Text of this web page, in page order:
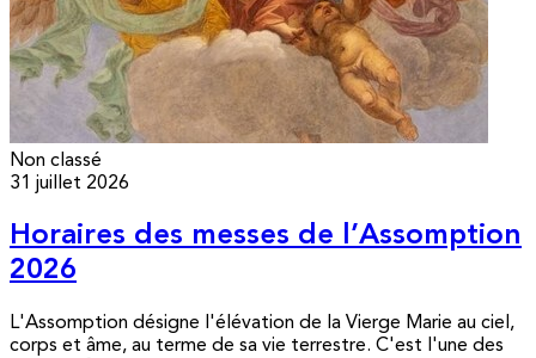
Non classé
31 juillet 2026
Horaires des messes de l’Assomption
2026
L'Assomption désigne l'élévation de la Vierge Marie au ciel,
corps et âme, au terme de sa vie terrestre. C'est l'une des